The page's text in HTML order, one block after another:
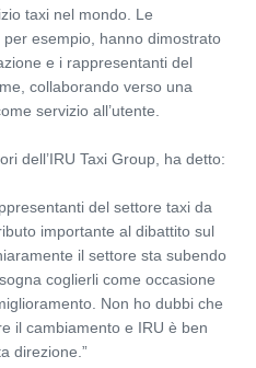
taxi nel mondo. Le
esempio, hanno dimostrato
e i rappresentanti del
collaborando verso una
servizio all’utente.
dell’IRU Taxi Group, ha detto:
del settore taxi da
importante al dibattito sul
il settore sta subendo
coglierli come occasione
Non ho dubbi che
il cambiamento e IRU è ben
direzione.”